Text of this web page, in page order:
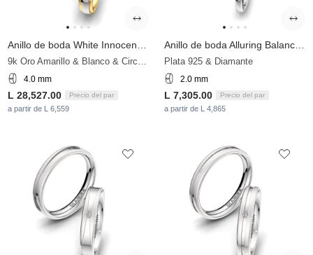
9k Oro Amarillo & Blanco & Circonita
4.0 mm
L 28,527.00 Precio del par
a partir de L 6,559
Plata 925 & Diamante
2.0 mm
L 7,305.00 Precio del par
a partir de L 4,865